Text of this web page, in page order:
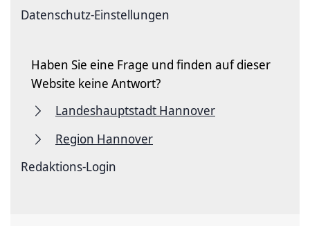
Datenschutz-Einstellungen
Haben Sie eine Frage und finden auf dieser
Website keine Antwort?
Landeshauptstadt Hannover
Region Hannover
Redaktions-Login